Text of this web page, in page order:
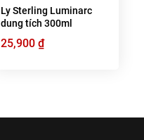
Ly Sterling Luminarc
dung tích 300ml
25,900 ₫